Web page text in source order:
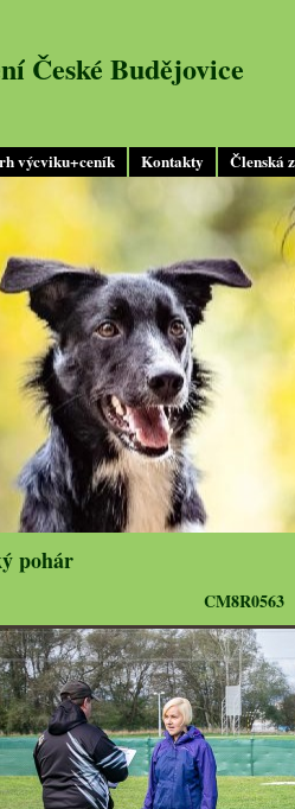
výcviku+ceník Kontakty Členská
České Budějovice
pohár
CM8R0563